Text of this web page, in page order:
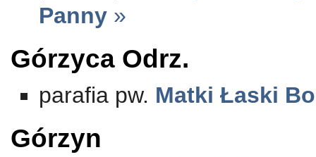
Panny »
Górzyca Odrz.
parafia pw. Matki Łaski
Górzyn